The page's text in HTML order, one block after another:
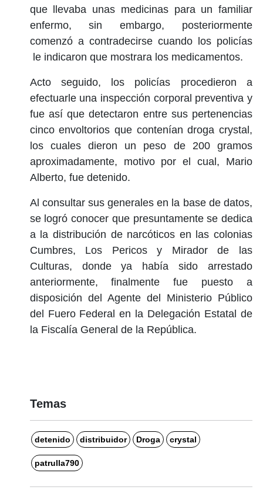
que llevaba unas medicinas para un familiar
enfermo, sin embargo, posteriormente
comenzó a contradecirse cuando los policías
le indicaron que mostrara los medicamentos.
Acto seguido, los policías procedieron a
efectuarle una inspección corporal preventiva y
fue así que detectaron entre sus pertenencias
cinco envoltorios que contenían droga crystal,
los cuales dieron un peso de 200 gramos
aproximadamente, motivo por el cual, Mario
Alberto, fue detenido.
Al consultar sus generales en la base de datos,
se logró conocer que presuntamente se dedica
a la distribución de narcóticos en las colonias
Cumbres, Los Pericos y Mirador de las
Culturas, donde ya había sido arrestado
anteriormente, finalmente fue puesto a
disposición del Agente del Ministerio Público
del Fuero Federal en la Delegación Estatal de
la Fiscalía General de la República.
Temas
detenido distribuidor Droga crystal
patrulla790